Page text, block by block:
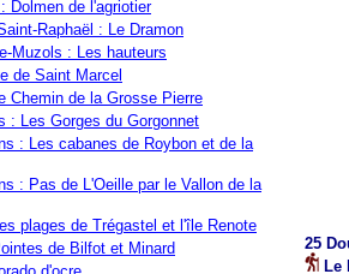
Dolmen de l'agriotier
Raphaël : Le Dramon
Muzols : Les hauteurs
de Saint Marcel
Chemin de la Grosse Pierre
: Les Gorges du Gorgonnet
: Les cabanes de Roybon et de la
: Pas de L'Oeille par le Vallon de la
plages de Trégastel et l'île Renote
de Bilfot et Minard
25
Le